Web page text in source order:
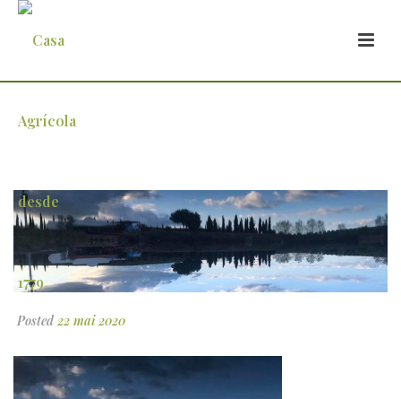
2-2
Posted 22 mai 2020